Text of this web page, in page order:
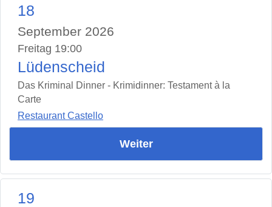
18
September 2026
Freitag 19:00
Lüdenscheid
Das Kriminal Dinner - Krimidinner: Testament à la
Carte
Restaurant Castello
Weiter
19